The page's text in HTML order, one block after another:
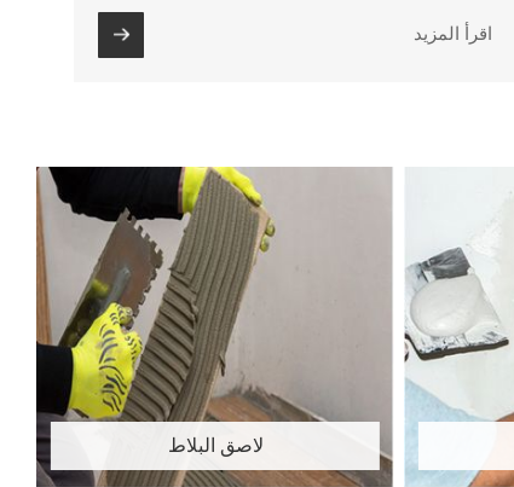
اقرأ المزيد
لاصق البلاط